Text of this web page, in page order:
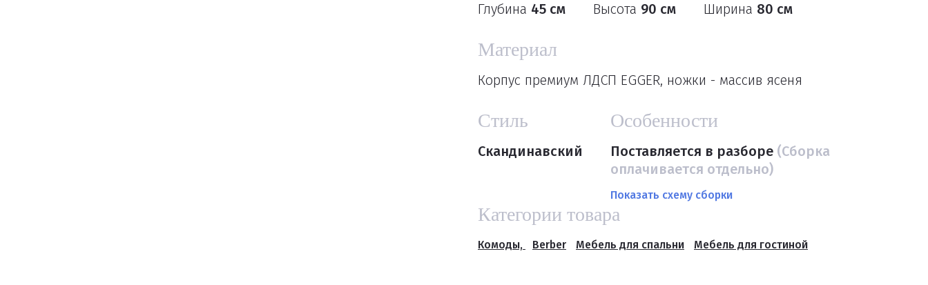
Глубина 45 см Высота 90 см Ширина 80 см
Материал
Корпус премиум ЛДСП EGGER, ножки - массив ясеня
Стиль
Скандинавский
Особенности
Поставляется в разборе (Сборка
оплачивается отдельно)
Показать схему сборки
Категории товара
Комоды, Berber Мебель для спальни Мебель для гостиной